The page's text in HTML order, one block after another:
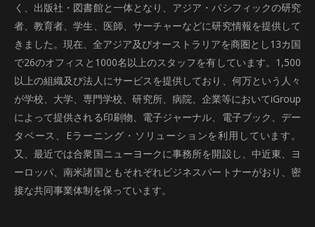
く、出版社・図書館と一体となり、アジア・パシフィックの研究
者、教育者、学生、医師、サーチャーなどに研究情報を提供して
きました。現在、全アジア及びオーストラリアを商圏とし13カ国
で26のオフィスと1000名以上のスタッフを有しています。1,500
以上の組織及び法人にサービスを提供しており、何万という人々
が学校、大学、専門学校、研究所、病院、企業等においてiGroup
によって提供される印刷物、電子ジャーナル、電子ブック、デー
タベース、Eラーニング・ソリューションを利用しています。
又、最近では合衆国ニューヨークに事務所を開設し、中近東、ヨ
ーロッパ、南米諸国ともそれぞれビジネスパートナーがおり、密
接な共同事業体制を保っています。